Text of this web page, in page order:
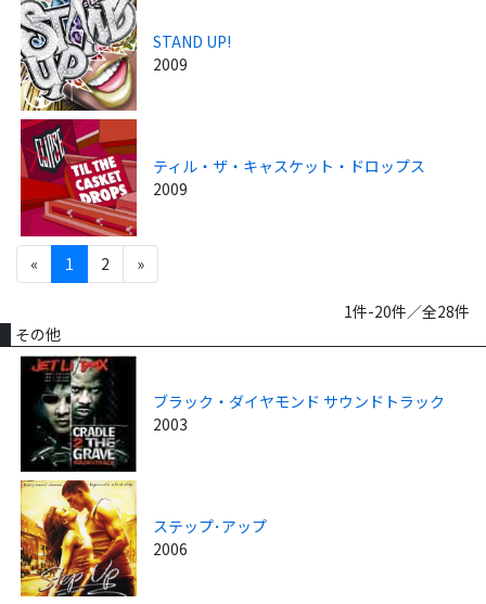
STAND UP!
2009
ティル・ザ・キャスケット・ドロップス
2009
« 1 2 »
1件-20件／全28件
その他
ブラック・ダイヤモンド サウンドトラック
2003
ステップ･アップ
2006